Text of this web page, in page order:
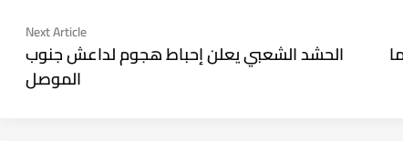
Next Article
article:الحشد الشعبي يعلن إحباط هجوم لداعش جنوب
الموصل